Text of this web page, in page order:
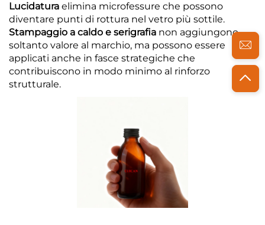
Lucidatura elimina microfessure che possono
diventare punti di rottura nel vetro più sottile.
Stampaggio a caldo e serigrafia non aggiungono
soltanto valore al marchio, ma possono essere
applicati anche in fasce strategiche che
contribuiscono in modo minimo al rinforzo
strutturale.